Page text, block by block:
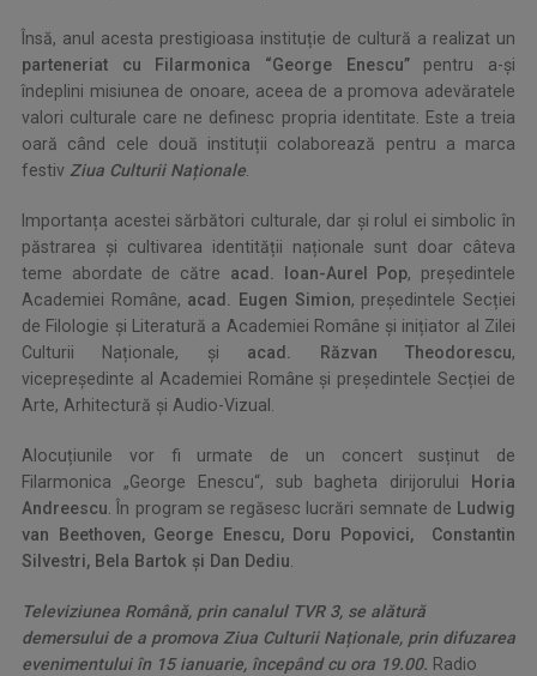
Însă, anul acesta prestigioasa instituție de cultură a realizat un
parteneriat cu Filarmonica “George Enescu”pentru a-și
îndeplini misiunea de onoare, aceea de a promova adevăratele
valori culturale care ne definesc propria identitate. Este a treia
oară când cele două instituții colaborează pentru a marca
festiv Ziua Culturii Naționale.
Importanța acestei sărbători culturale, dar și rolul ei simbolic în
păstrarea și cultivarea identității naționale sunt doar câteva
teme abordate de către acad. Ioan-Aurel Pop, președintele
Academiei Române, acad. Eugen Simion, președintele Secției
de Filologie și Literatură a Academiei Române și inițiator al Zilei
Culturii Naționale, și acad. Răzvan Theodorescu,
vicepreședinte al Academiei Române și președintele Secției de
Arte, Arhitectură și Audio-Vizual.
Alocuțiunile vor fi urmate de un concert susținut de
Filarmonica „George Enescu“, sub bagheta dirijorului
Horia
Andreescu. În program se regăsesc lucrări semnate de Ludwig
van Beethoven, George Enescu, Doru Popovici, Constantin
Silvestri, Bela Bartok și Dan Dediu.
Televiziunea Română, prin canalul TVR 3, se alătură
demersului de a promova Ziua Culturii Naționale, prin difuzarea
evenimentului în 15 ianuarie, începând cu ora 19.00. Radio